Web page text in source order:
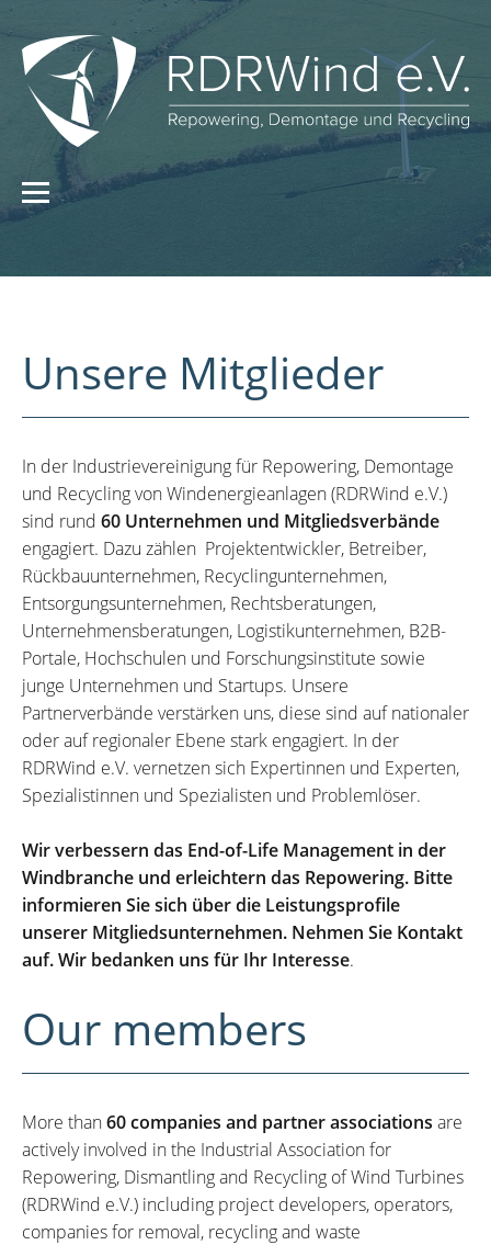
Unsere Mitglieder
In der Industrievereinigung für Repowering, Demontage
und Recycling von Windenergieanlagen (RDRWind e.V.)
sind rund 60 Unternehmen und Mitgliedsverbände
engagiert. Dazu zählen Projektentwickler, Betreiber,
Rückbauunternehmen, Recyclingunternehmen,
Entsorgungsunternehmen, Rechtsberatungen,
Unternehmensberatungen, Logistikunternehmen, B2B-
Portale, Hochschulen und Forschungsinstitute sowie
junge Unternehmen und Startups. Unsere
Partnerverbände verstärken uns, diese sind auf nationaler
oder auf regionaler Ebene stark engagiert. In der
RDRWind e.V. vernetzen sich Expertinnen und Experten,
Spezialistinnen und Spezialisten und Problemlöser.
Wir verbessern das End-of-Life Management in der
Windbranche und erleichtern das Repowering. Bitte
informieren Sie sich über die Leistungsprofile
unserer Mitgliedsunternehmen. Nehmen Sie Kontakt
auf. Wir bedanken uns für Ihr Interesse.
Our members
More than60 companies and partner associations are
actively involved in the Industrial Association for
Repowering, Dismantling and Recycling of Wind Turbines
(RDRWind e.V.) including project developers, operators,
companies for removal, recycling and waste